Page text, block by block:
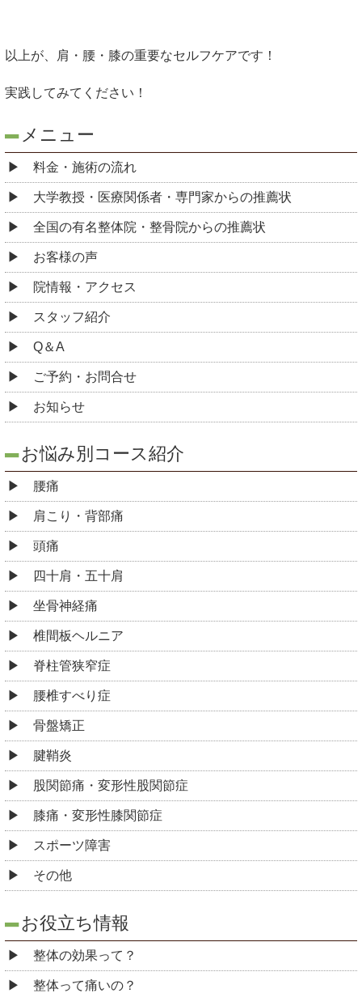
以上が、肩・腰・膝の重要なセルフケアです！
実践してみてください！
メニュー
料金・施術の流れ
大学教授・医療関係者・専門家からの推薦状
全国の有名整体院・整骨院からの推薦状
お客様の声
院情報・アクセス
スタッフ紹介
Q＆A
ご予約・お問合せ
お知らせ
お悩み別コース紹介
腰痛
肩こり・背部痛
頭痛
四十肩・五十肩
坐骨神経痛
椎間板ヘルニア
脊柱管狭窄症
腰椎すべり症
骨盤矯正
腱鞘炎
股関節痛・変形性股関節症
膝痛・変形性膝関節症
スポーツ障害
その他
お役立ち情報
整体の効果って？
整体って痛いの？